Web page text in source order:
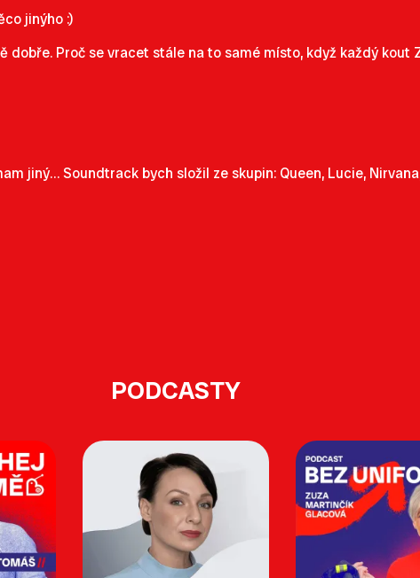
jinýho :)
Proč se vracet stále na to samé místo, když každý kout
jiný… Soundtrack bych složil ze skupin: Queen, Lucie,
PODCASTY